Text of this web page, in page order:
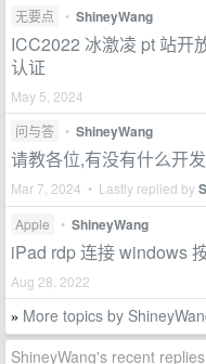
无要点 • ShineyWang
ICC2022 冰激凌 pt 站开
认证
May 5, 2024
问与答
• ShineyWang
请教各位,有没有什么开
Mar 7, 2024 • Lastly replied by
Apple • ShineyWang
iPad rdp 连接 windows
Aug 28, 2022
» More topics by
ShineyWang's recent replies